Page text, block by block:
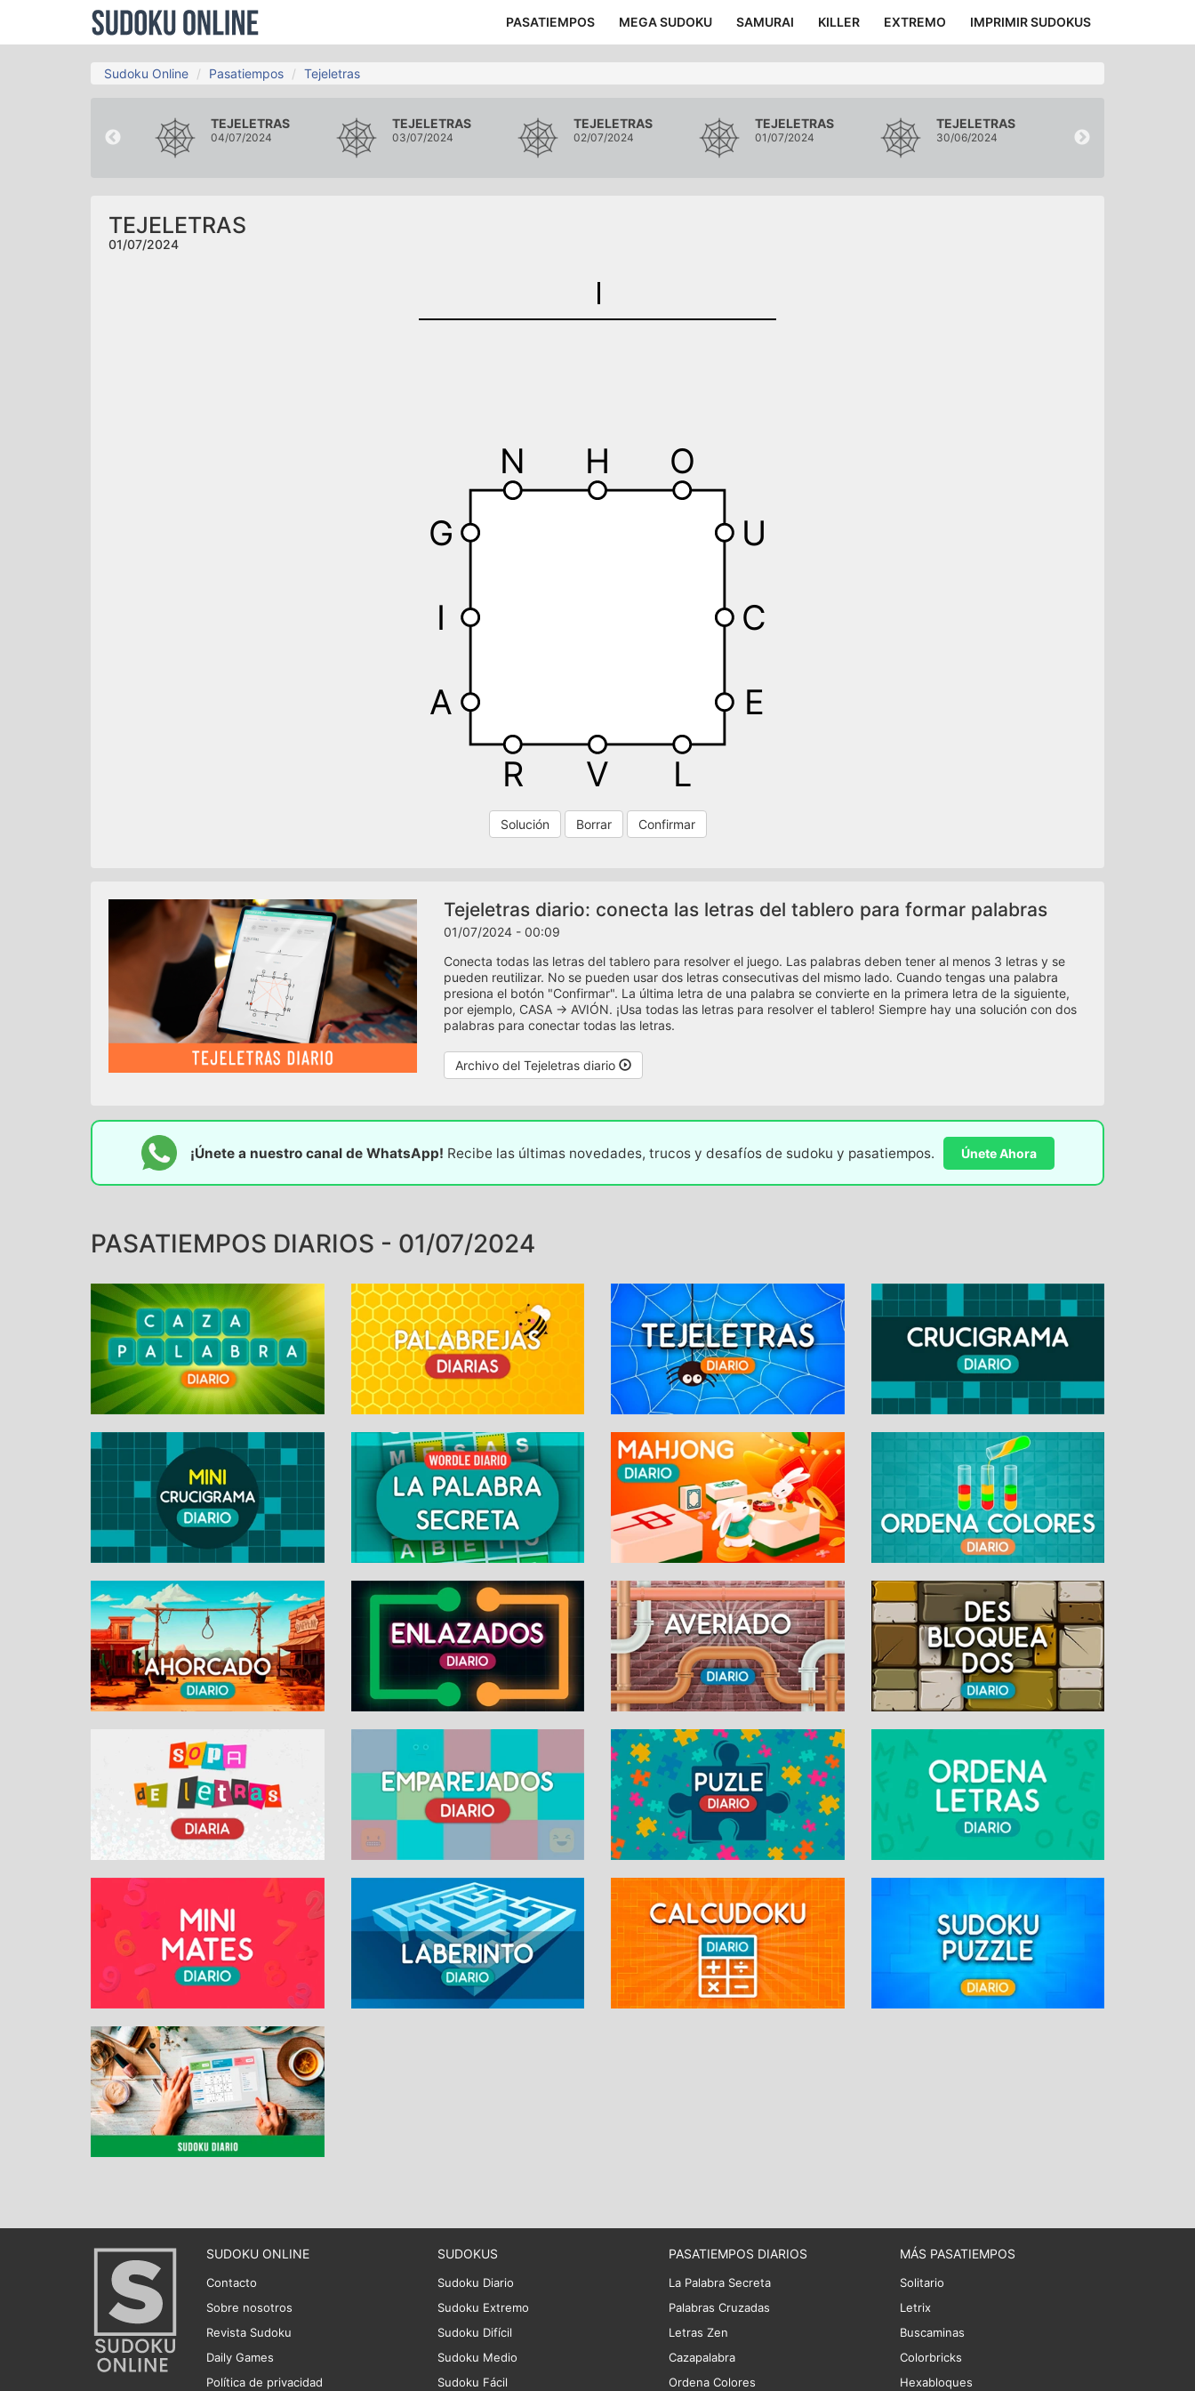
PASATIEMPOS MEGA SUDOKU SAMURAI KILLER EXTREMO IMPRIMIR SUDOKUS
Sudoku Online Pasatiempos Tejeletras
TEJELETRAS
04/07/2024
TEJELETRAS
03/07/2024
TEJELETRAS
02/07/2024
TEJELETRAS
01/07/2024
TEJELETRAS
30/06/2024
TEJELETRAS
01/07/2024
G U
N
R
I C
H
V
A E
O
L
Solución Borrar Confirmar
Tejeletras diario: conecta las letras del tablero para formar palabras
01/07/2024 - 00:09
Conecta todas las letras del tablero para resolver el juego. Las palabras deben tener al menos 3 letras y se
pueden reutilizar. No se pueden usar dos letras consecutivas del mismo lado. Cuando tengas una palabra
presiona el botón "Confirmar". La última letra de una palabra se convierte en la primera letra de la siguiente,
por ejemplo, CASA -> AVIÓN. ¡Usa todas las letras para resolver el tablero! Siempre hay una solución con dos
palabras para conectar todas las letras.
Archivo del Tejeletras diario
¡Únete a nuestro canal de WhatsApp! Recibe las últimas novedades, trucos y desafíos de sudoku y pasatiempos. Únete Ahora
PASATIEMPOS DIARIOS - 01/07/2024
SUDOKU ONLINE
Contacto
Sobre nosotros
Revista Sudoku
Daily Games
Política de privacidad
SUDOKUS
Sudoku Diario
Sudoku Extremo
Sudoku Difícil
Sudoku Medio
Sudoku Fácil
PASATIEMPOS DIARIOS
La Palabra Secreta
Palabras Cruzadas
Letras Zen
Cazapalabra
Ordena Colores
MÁS PASATIEMPOS
Solitario
Letrix
Buscaminas
Colorbricks
Hexabloques